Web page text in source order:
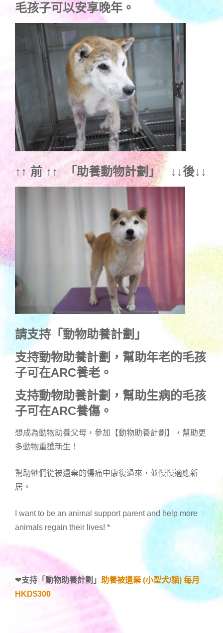
毛孩子可以安享晚年。
↑↑ 前 ↑↑ 「助養動物計劃」 ↓↓後↓↓
請支持「動物助養計劃」
支持動物助養計劃，幫助年老的毛孩
子可在ARC養老。
支持動物助養計劃，幫助生病的毛孩
子可在ARC養傷。
想成為動物助養父母，參加【動物助養計劃】，幫助更
多動物重獲新生！
幫助牠們從被遺棄的傷痛中康復過來，並慢慢適應新
居。
I want to be an animal support parent and help more
animals regain their lives! *
❤支持「動物助養計劃 」 助養被遺棄 (小型犬/貓) 每月
HKD$300